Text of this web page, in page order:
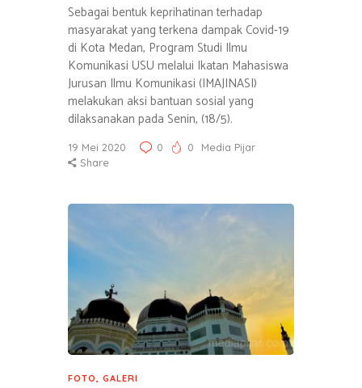
Sebagai bentuk keprihatinan terhadap
masyarakat yang terkena dampak Covid-19
di Kota Medan, Program Studi Ilmu
Komunikasi USU melalui Ikatan Mahasiswa
Jurusan Ilmu Komunikasi (IMAJINASI)
melakukan aksi bantuan sosial yang
dilaksanakan pada Senin, (18/5).
19 Mei 2020 0 0
Media Pijar
Share
FOTO, GALERI